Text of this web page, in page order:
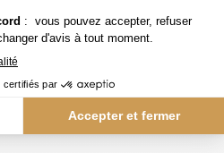
sont particulièrement
taille. Elles
costume tout en restant